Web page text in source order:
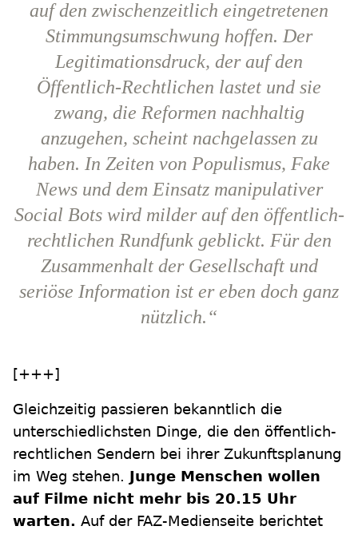
auf den zwischenzeitlich eingetretenen
Stimmungsumschwung hoffen. Der
Legitimationsdruck, der auf den
Öffentlich-Rechtlichen lastet und sie
zwang, die Reformen nachhaltig
anzugehen, scheint nachgelassen zu
haben. In Zeiten von Populismus, Fake
News und dem Einsatz manipulativer
Social Bots wird milder auf den öffentlich-
rechtlichen Rundfunk geblickt. Für den
Zusammenhalt der Gesellschaft und
seriöse Information ist er eben doch ganz
nützlich.“
[+++]
Gleichzeitig passieren bekanntlich die
unterschiedlichsten Dinge, die den öffentlich-
rechtlichen Sendern bei ihrer Zukunftsplanung
im Weg stehen. Junge Menschen wollen
auf Filme nicht mehr bis 20.15 Uhr
warten. Auf der FAZ-Medienseite berichtet